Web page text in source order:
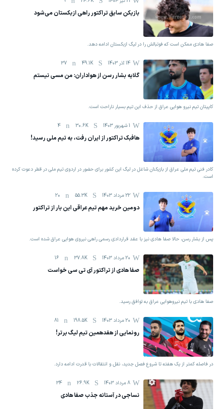
بازیکن سابق تراکتور راهی ازبکستان می‌شود
صفا هادی ممکن است که فوتبالش را در لیگ ازبکستان ادامه دهد.
14 آذر 1403 49.1K
37
گلایه بشار رسن از هواداران: من مسی نیستم
کاپیتان تیم نیرو هوایی عراق از حذف این تیم بسیار ناراحت است.
1 شهریور 1403 30.6K
4
هافبک تراکتور از ایران رفت، به تیم ملی رسید!
کادر فنی تیم ملی عراق از بازیکنان شاغل در لیگ این کشور برای حضور در اردوی تیم ملی در قطر دعوت کرده
است.
22 مرداد 1403 55.3K
20
دومین خرید مهم تیم عراقی این بار از تراکتور
پس از بشار رسن، حالا صفا هادی نیز با عقد قراردادی رسمی راهی نیروی هوایی عراق شده است.
20 مرداد 1403 37.8K
16
صفا هادی از تراکتور آی تی سی خواست
صفا هادی با تیم نیروهوایی عراق به توافق رسید.
20 مرداد 1403 198.5K
81
رونمایی از هفدهمین تیم لیگ برتر!
در فاصله کمتر از یک هفته تا شروع فصل جدید، نقل و انتقالات با قدرت ادامه دارد.
8 مرداد 1403 26.9K
34
نساجی در آستانه جذب صفا هادی